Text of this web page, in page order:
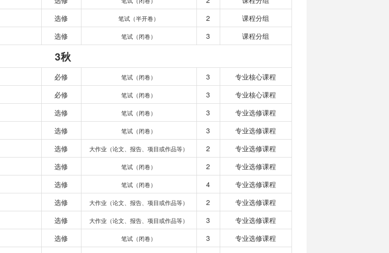
选修 笔试（半开卷） 2
课程分组
选修 笔试（闭卷） 3 课程分组
3秋
必修 笔试（闭卷） 3
专业核心课程
必修 笔试（闭卷） 3
专业核心课程
选修 笔试（闭卷） 3
专业选修课程
选修 笔试（闭卷） 3
专业选修课程
选修 大作业（论文、报告、项目或作品等） 2
专业选修课程
选修 笔试（闭卷） 2
专业选修课程
选修 笔试（闭卷） 4
专业选修课程
选修 大作业（论文、报告、项目或作品等） 2
专业选修课程
选修 大作业（论文、报告、项目或作品等） 3
专业选修课程
选修 笔试（闭卷） 3
专业选修课程